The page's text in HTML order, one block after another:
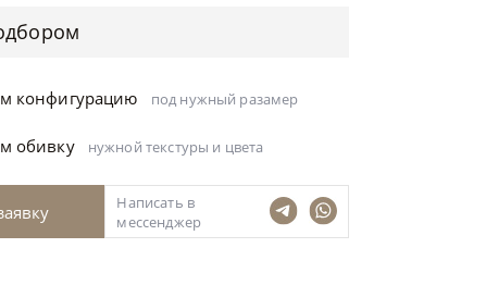
конфигурацию под нужный разамер
обивку нужной текстуры и цвета
Написать в
мессенджер